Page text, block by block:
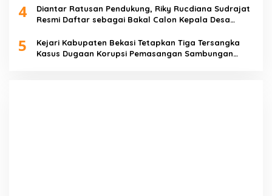
4
Diantar Ratusan Pendukung, Riky Rucdiana Sudrajat
Resmi Daftar sebagai Bakal Calon Kepala Desa
5
Kejari Kabupaten Bekasi Tetapkan Tiga Tersangka
Kasus Dugaan Korupsi Pemasangan Sambungan